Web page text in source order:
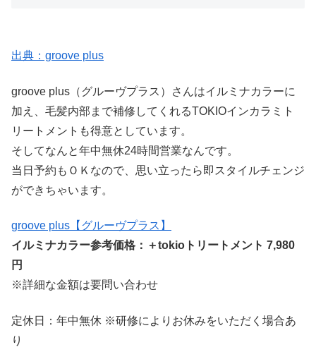
出典：groove plus
groove plus（グルーヴプラス）さんはイルミナカラーに
加え、毛髪内部まで補修してくれるTOKIOインカラミト
リートメントも得意としています。
そしてなんと年中無休24時間営業なんです。
当日予約もＯＫなので、思い立ったら即スタイルチェンジ
ができちゃいます。
groove plus【グルーヴプラス】
イルミナカラー参考価格：＋tokioトリートメント 7,980
円
※詳細な金額は要問い合わせ
定休日：年中無休 ※研修によりお休みをいただく場合あ
り